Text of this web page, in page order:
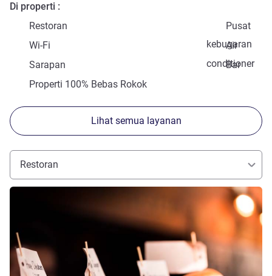
Di properti
Restoran
Pusat
kebugaran
Wi-Fi
Air
conditioner
Sarapan
Bar
Properti 100% Bebas Rokok
Lihat semua layanan
Restoran
Lihat detail